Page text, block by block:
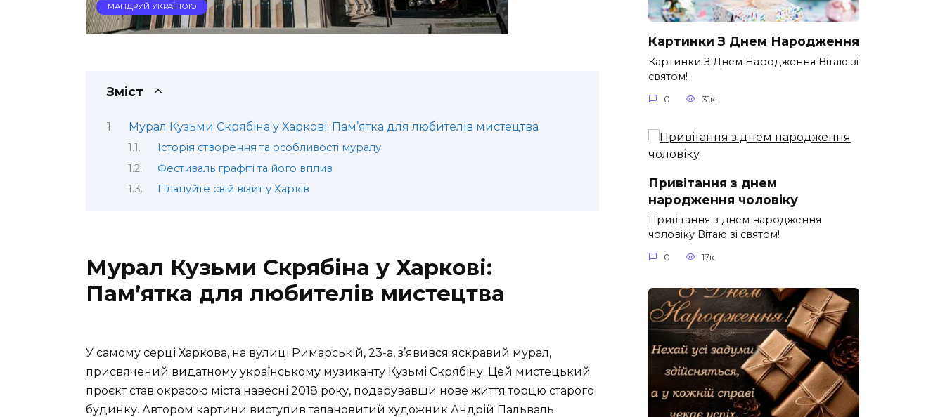
МАНДРУЙ УКРАЇНОЮ
Зміст
Мурал Кузьми Скрябіна у Харкові: Пам’ятка для любителів мистецтва
Історія створення та особливості муралу
Фестиваль графіті та його вплив
Плануйте свій візит у Харків
Мурал Кузьми Скрябіна у Харкові:
Пам’ятка для любителів мистецтва
У самому серці Харкова, на вулиці Римарській, 23-а, з’явився яскравий мурал,
присвячений видатному українському музиканту Кузьмі Скрябіну. Цей мистецький
проєкт став окрасою міста навесні 2018 року, подарувавши нове життя торцю старого
будинку. Автором картини виступив талановитий художник Андрій Пальваль.
Картинки З Днем Народження
Картинки З Днем Народження Вітаю зі
святом!
0 31к.
Привітання з днем
народження чоловіку
Привітання з днем народження
чоловіку Вітаю зі святом!
0 17к.